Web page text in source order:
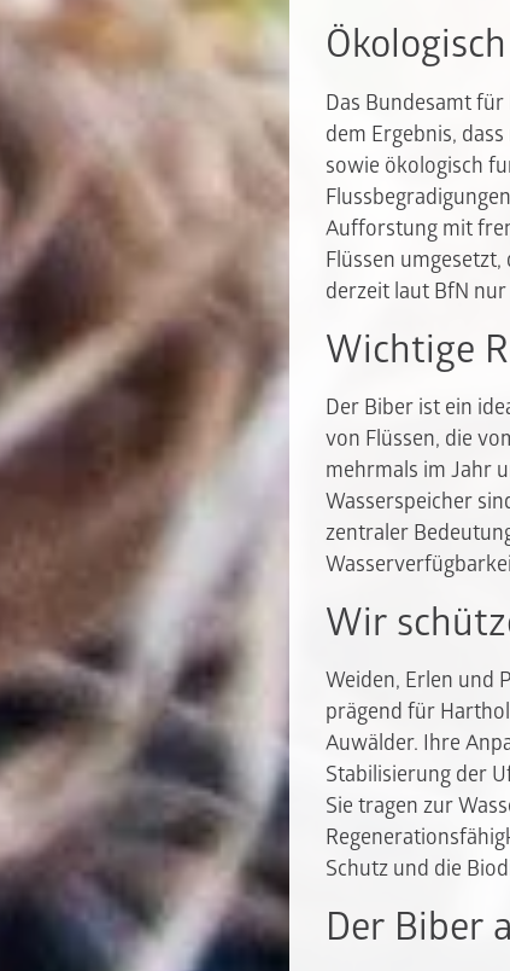
Das Bundesamt
dem Ergebnis,
sowie ökologisch
Aufforstung mit
Flüssen
derzeit laut BfN nur
Wichtige
Der Biber ist ein
von Flüssen, die
mehrmals im Jahr
Wasserspeicher
zentraler
Wir
Weiden, Erlen und
prägend für
Auwälder. Ihre
Stabilisierung der
Sie tragen zur
Schutz und die
Der Biber